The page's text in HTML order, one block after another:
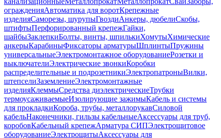
огражденияАвтоматика для воротКрепежные
изделияСаморезы, шурупыГвоздиАнкеры, дюбелиСкобы,
штифтыПерфорированный крепежГайки,
шайбыЗаклепкиБолты, винты, шпилькиХомутыХимические
анкерыКарабиныФиксаторы арматурыШплинтыПружины
универсальныеЭлектромонтажное оборудованиеРозетки и
выключателиЭлектрические звонкиКоробки
распределительные и подрозетникиЭлектропатроныВилки,
штепселиЗаземлениеЭлектромонтажные
изделияКлеммыСредства диэлектрическиеТрубки
термоусаживаемыеИзолирующие зажимыКабель и системы
для прокладкиКороба, трубы, металлорукавСиловой
кабельНаконечники, гильзы кабельныеАксессуары для труб,
коробовКабельный крепежАрматура СИПЭлектрощитовое
оборудованиеЭлектрощитыАксессуары для